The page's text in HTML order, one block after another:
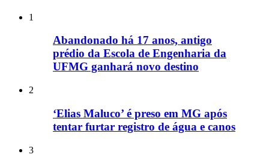
1
Abandonado há 17 anos, antigo
prédio da Escola de Engenharia da
UFMG ganhará novo destino
2
‘Elias Maluco’ é preso em MG após
tentar furtar registro de água e canos
3